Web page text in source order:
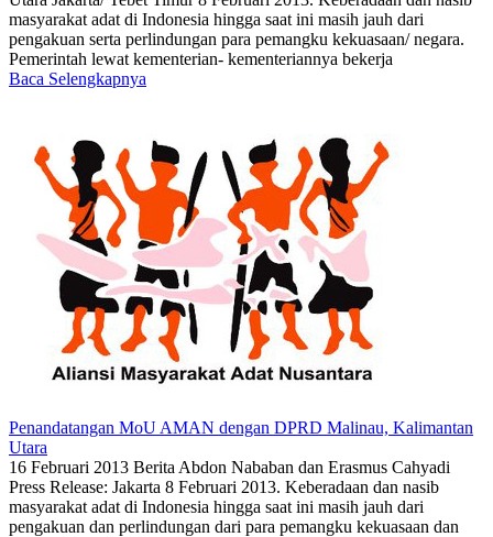
masyarakat adat di Indonesia hingga saat ini masih jauh dari
pengakuan serta perlindungan para pemangku kekuasaan/ negara.
Pemerintah lewat kementerian- kementeriannya bekerja
Baca Selengkapnya
Penandatangan MoU AMAN dengan DPRD Malinau, Kalimantan
Utara
16 Februari 2013 Berita Abdon Nababan dan Erasmus Cahyadi
Press Release: Jakarta 8 Februari 2013. Keberadaan dan nasib
masyarakat adat di Indonesia hingga saat ini masih jauh dari
pengakuan dan perlindungan dari para pemangku kekuasaan dan